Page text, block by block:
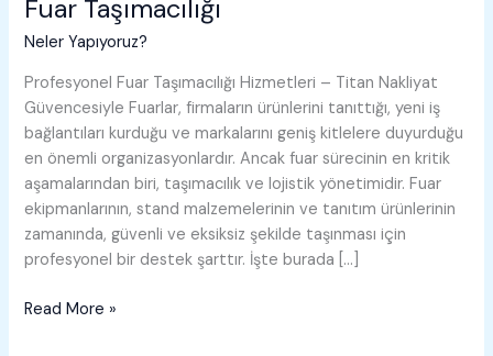
Fuar Taşımacılığı
Neler Yapıyoruz?
Profesyonel Fuar Taşımacılığı Hizmetleri – Titan Nakliyat
Güvencesiyle Fuarlar, firmaların ürünlerini tanıttığı, yeni iş
bağlantıları kurduğu ve markalarını geniş kitlelere duyurduğu
en önemli organizasyonlardır. Ancak fuar sürecinin en kritik
aşamalarından biri, taşımacılık ve lojistik yönetimidir. Fuar
ekipmanlarının, stand malzemelerinin ve tanıtım ürünlerinin
zamanında, güvenli ve eksiksiz şekilde taşınması için
profesyonel bir destek şarttır. İşte burada […]
Fuar
Read More »